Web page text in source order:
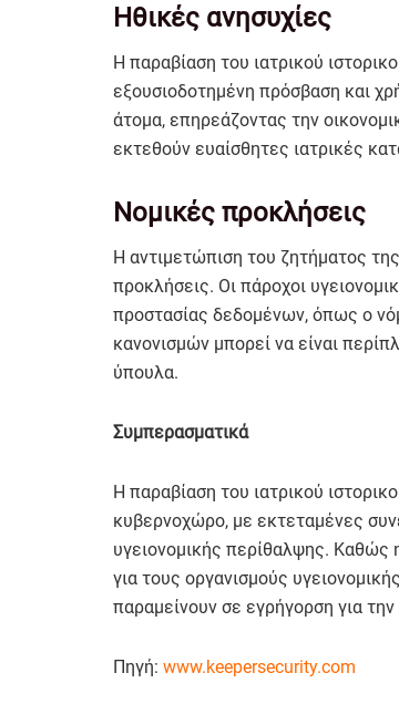
Ηθικές ανησυχίες
Η παραβίαση του ιατρικού
εξουσιοδοτημένη πρόσβαση και
άτομα, επηρεάζοντας την
εκτεθούν ευαίσθητες ιατρικές
Νομικές προκλήσεις
Η αντιμετώπιση του ζητήματος
προκλήσεις. Οι πάροχοι
προστασίας δεδομένων, όπως ο
κανονισμών μπορεί να είναι
ύπουλα.
Συμπερασματικά
Η παραβίαση του ιατρικού
κυβερνοχώρο, με εκτεταμένες
υγειονομικής περίθαλψης. Καθώς η
για τους οργανισμούς
παραμείνουν σε εγρήγορση για
Πηγή: www.keepersecurity.com